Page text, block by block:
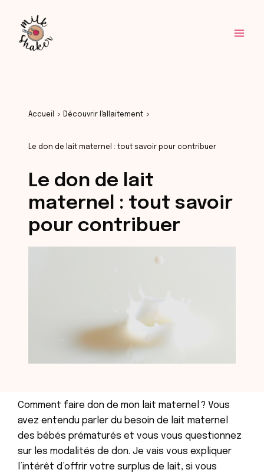
contenu
Accueil Découvrir l'allaitement
Le don de lait maternel : tout savoir pour contribuer
Le don de lait
maternel : tout savoir
pour contribuer
Comment faire don de mon lait maternel ? Vous
avez entendu parler du besoin de lait maternel
des bébés prématurés et vous vous questionnez
sur les modalités de don. Je vais vous expliquer
l’intérêt d’offrir votre surplus de lait, si vous